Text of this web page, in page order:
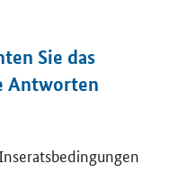
Sie das
Antworten